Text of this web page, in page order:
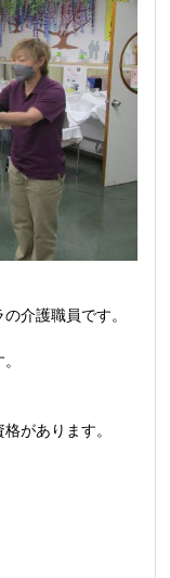
介護職員です。
があります。